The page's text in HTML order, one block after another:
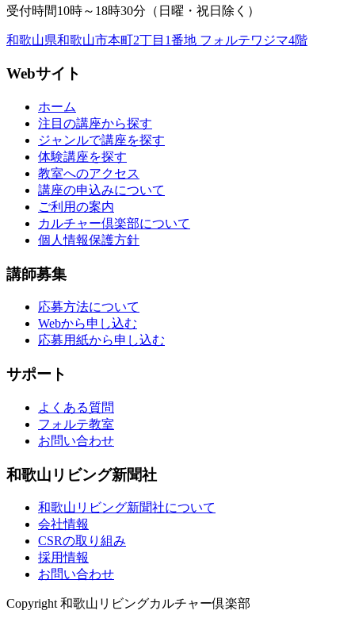
受付時間10時～18時30分（日曜・祝日除く）
和歌山県和歌山市本町2丁目1番地 フォルテワジマ4階
Webサイト
ホーム
注目の講座から探す
ジャンルで講座を探す
体験講座を探す
教室へのアクセス
講座の申込みについて
ご利用の案内
カルチャー倶楽部について
個人情報保護方針
講師募集
応募方法について
Webから申し込む
応募用紙から申し込む
サポート
よくある質問
フォルテ教室
お問い合わせ
和歌山リビング新聞社
和歌山リビング新聞社について
会社情報
CSRの取り組み
採用情報
お問い合わせ
Copyright 和歌山リビングカルチャー倶楽部